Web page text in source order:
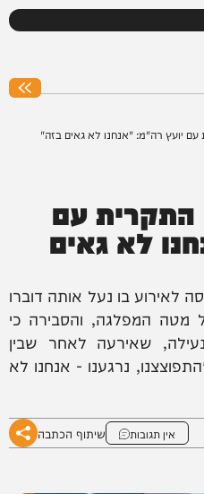
יועץ רה"מ: "אנחנו לא גאים בזה"
התקרית עם
לא גאים
לאירוע בו נעל אותה דוברו
המפלגה, והסבירה כי
שאירעה לאחר שבין
נרגענו - אנחנו לא
אין תגובות שיתוף הכתבה